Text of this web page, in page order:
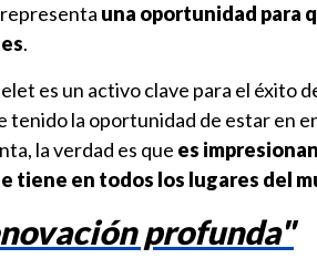
una oportunidad para
.
es un activo clave para el éxito
tenido la oportunidad de estar en
la verdad es que es
tiene en todos los lugares del
profunda"